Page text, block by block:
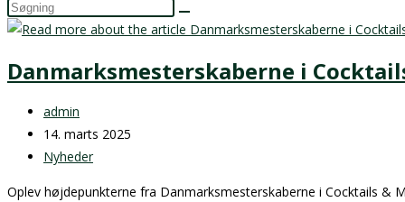
Search
this
Danmarksmesterskaberne i
Post
author:
admin
Post
published:
14. marts 2025
Post
Nyheder
Oplev højdepunkterne fra Danmarksmesterskaberne i Cocktails